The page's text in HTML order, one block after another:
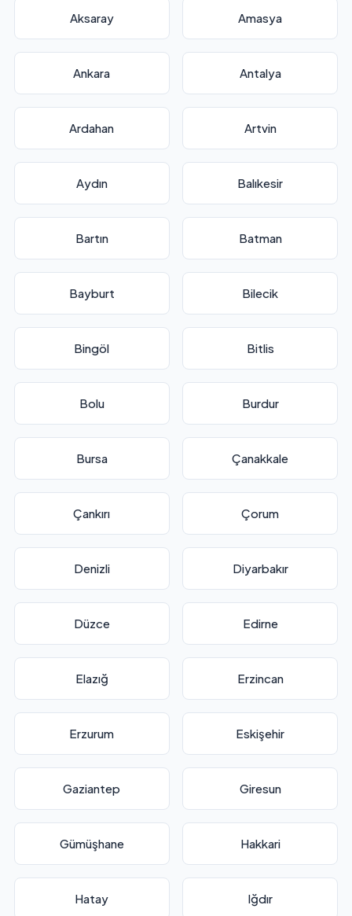
Aksaray Amasya
Ankara Antalya
Ardahan Artvin
Aydın Balıkesir
Bartın Batman
Bayburt Bilecik
Bingöl Bitlis
Bolu Burdur
Bursa Çanakkale
Çankırı Çorum
Denizli Diyarbakır
Düzce Edirne
Elazığ Erzincan
Erzurum Eskişehir
Gaziantep Giresun
Gümüşhane Hakkari
Hatay Iğdır